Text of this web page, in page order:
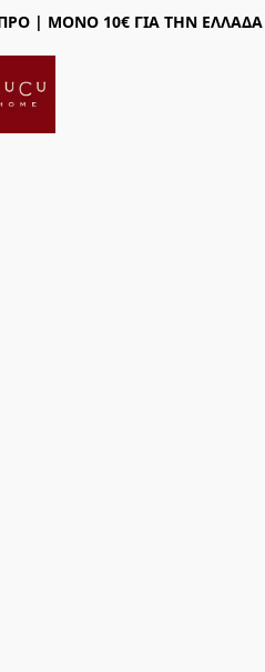
| ΜΟΝΟ 10€ ΓΙΑ ΤΗΝ ΕΛΛΑΔΑ